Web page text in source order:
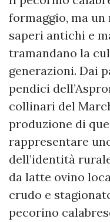
formaggio, ma
saperi antichi e
tramandano la
generazioni. Dai
pendici
collinari del
produzione di
rappresentare
dell’identità
da latte ovino
crudo e
pecorino